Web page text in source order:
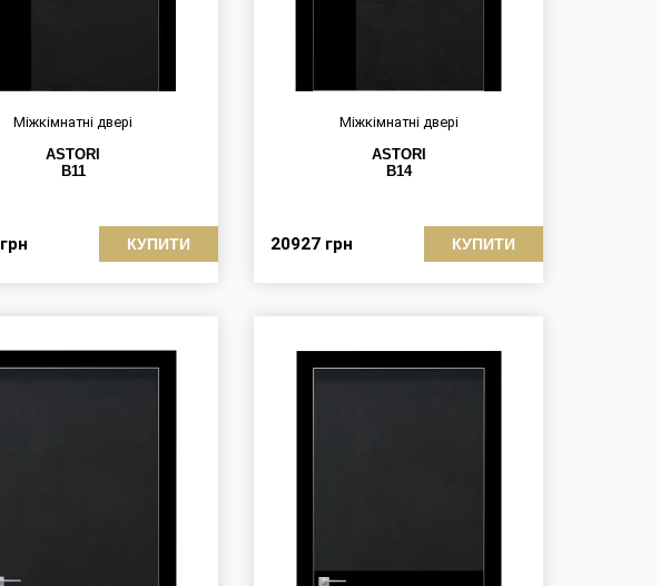
Міжкімнатні двері
ASTORI
B11
грн КУПИТИ
Міжкімнатні двері
ASTORI
B14
20927 грн КУПИТИ